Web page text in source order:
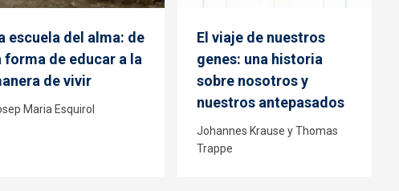
escuela del alma: de
forma de educar a la
de vivir
Maria Esquirol
El viaje de nuestros
genes: una historia
sobre nosotros y
nuestros antepasados
Johannes Krause y Thomas
Trappe